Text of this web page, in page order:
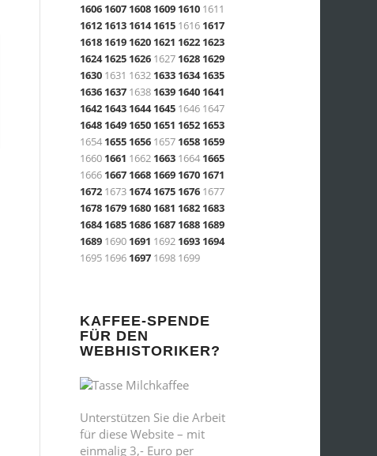
1606 1607 1608 1609 1610 1611
1612 1613 1614 1615 1616 1617
1618 1619 1620 1621 1622 1623
1624 1625 1626 1627 1628 1629
1630 1631 1632 1633 1634 1635
1636 1637 1638 1639 1640 1641
1642 1643 1644 1645 1646 1647
1648 1649 1650 1651 1652 1653
1654 1655 1656 1657 1658 1659
1660 1661 1662 1663 1664 1665
1666 1667 1668 1669 1670 1671
1672 1673 1674 1675 1676 1677
1678 1679 1680 1681 1682 1683
1684 1685 1686 1687 1688 1689
1689 1690 1691 1692 1693 1694
1695 1696 1697 1698 1699
KAFFEE-SPENDE
FÜR DEN
WEBHISTORIKER?
Unterstützen Sie die Arbeit
für diese Website – mit
einmalig 3,- Euro per